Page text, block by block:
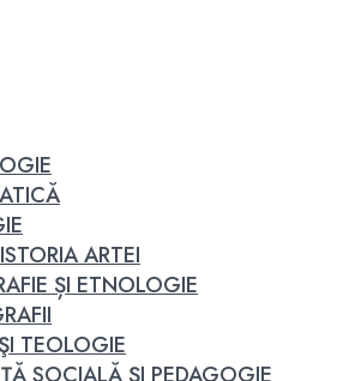
ARTEI
ȘI ETNOLOGIE
TEOLOGIE